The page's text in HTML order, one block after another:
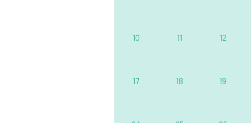
10 11 12
17 18 19